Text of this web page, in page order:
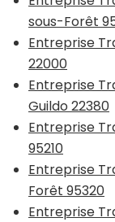
sous-Forêt
Entreprise
22000
Entreprise
Guildo 22380
Entreprise
95210
Entreprise
Forêt 95320
Entreprise